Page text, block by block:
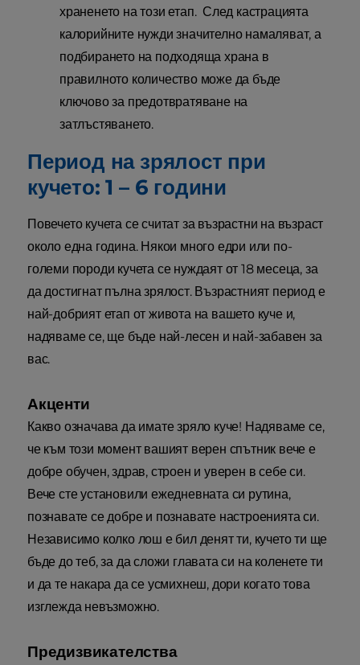
храненето на този етап. След кастрацията
калорийните нужди значително намаляват, а
подбирането на подходяща храна в
правилното количество може да бъде
ключово за предотвратяване на
затлъстяването.
Период на зрялост при
кучето: 1 – 6 години
Повечето кучета се считат за възрастни на възраст
около една година. Някои много едри или по-
големи породи кучета се нуждаят от 18 месеца, за
да достигнат пълна зрялост. Възрастният период е
най-добрият етап от живота на вашето куче и,
надяваме се, ще бъде най-лесен и най-забавен за
вас.
Акценти
Какво означава да имате зряло куче! Надяваме се,
че към този момент вашият верен спътник вече е
добре обучен, здрав, строен и уверен в себе си.
Вече сте установили ежедневната си рутина,
познавате се добре и познавате настроенията си.
Независимо колко лош е бил денят ти, кучето ти ще
бъде до теб, за да сложи главата си на коленете ти
и да те накара да се усмихнеш, дори когато това
изглежда невъзможно.
Предизвикателства